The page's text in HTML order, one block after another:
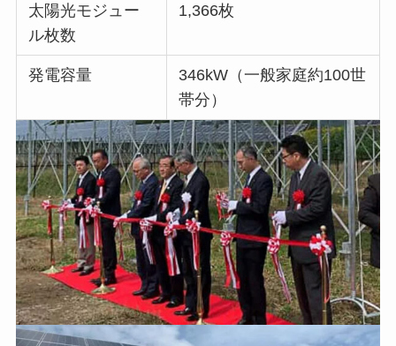
太陽光モジュー
ル枚数
1,366枚
発電容量
346kW（一般家庭約100世
帯分）